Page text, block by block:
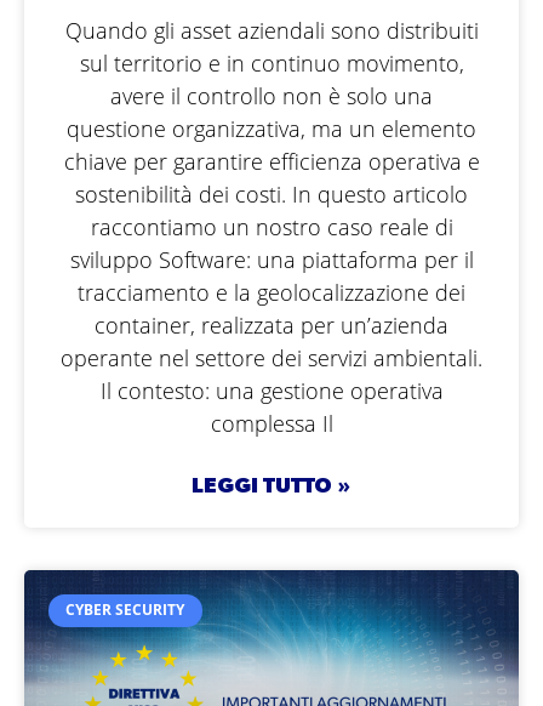
Quando gli asset aziendali sono distribuiti
sul territorio e in continuo movimento,
avere il controllo non è solo una
questione organizzativa, ma un elemento
chiave per garantire efficienza operativa e
sostenibilità dei costi. In questo articolo
raccontiamo un nostro caso reale di
sviluppo Software: una piattaforma per il
tracciamento e la geolocalizzazione dei
container, realizzata per un’azienda
operante nel settore dei servizi ambientali.
Il contesto: una gestione operativa
complessa Il
LEGGI TUTTO »
CYBER SECURITY